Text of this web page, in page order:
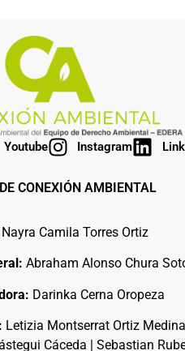
Youtube Instagram
CONEXIÓN AMBIENTAL
Nayra Camila Torres Ortiz
Abraham Alonso Chura
Darinka Cerna Oropeza
Letizia Montserrat Ortiz
Cáceda | Sebastian